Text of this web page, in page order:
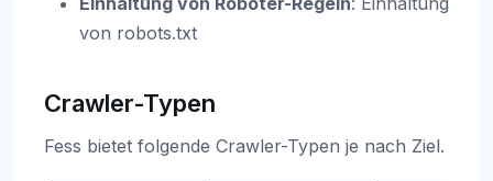
von robots.txt
Crawler-Typen
Fess bietet folgende Crawler-Typen je nach Ziel.